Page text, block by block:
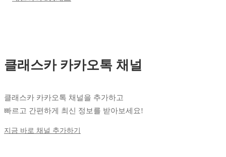
클래스카 카카오톡 채널
클래스카 카카오톡 채널을 추가하고
빠르고 간편하게 최신 정보를 받아보세요!
지금 바로 채널 추가하기